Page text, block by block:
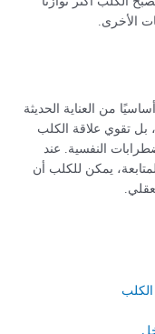
الأخرى.
من العناية الحديثة
بل تقوي علاقة الكلب
النفسية. عند
يمكن للكلب أن